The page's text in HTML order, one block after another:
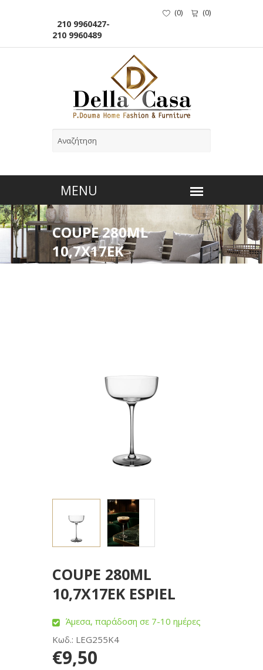
210 9960427-
210 9960489
(0) (0)
COUPE 280ML
10,7X17ΕΚ
COUPE 280ML
10,7X17ΕΚ ESPIEL
Άμεσα, παράδοση σε 7-10 ημέρες
Κωδ.: LEG255K4
€9,50